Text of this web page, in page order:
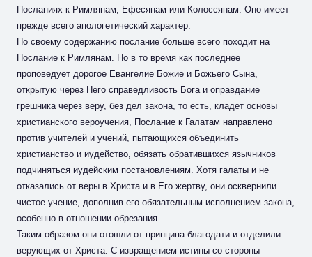
Посланиях к Римлянам, Ефесянам или Колоссянам. Оно имеет
прежде всего апологетический характер.
По своему содержанию послание больше всего походит на
Послание к Римлянам. Но в то время как последнее
проповедует дорогое Евангелие Божие и Божьего Сына,
открытую через Него справедливость Бога и оправдание
грешника через веру, без дел закона, то есть, кладет основы
христианского вероучения, Послание к Галатам направлено
против учителей и учений, пытающихся объединить
христианство и иудейство, обязать обратившихся язычников
подчиняться иудейским постановлениям. Хотя галаты и не
отказались от веры в Христа и в Его жертву, они осквернили
чистое учение, дополнив его обязательным исполнением закона,
особенно в отношении обрезания.
Таким образом они отошли от принципа благодати и отделили
верующих от Христа. С извращением истины со стороны